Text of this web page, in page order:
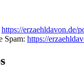
https://erzaehldavon.de/
Spam: https://